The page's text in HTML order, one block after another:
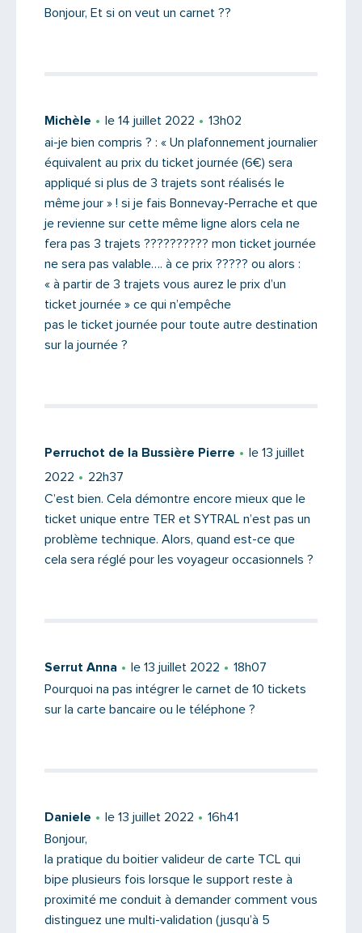
PARTAGER
Bonjour, Et si on veut un carnet ??
Michèle le 14 juillet 2022
13h02
ai-je bien compris ? : « Un plafonnement journalier
équivalent au prix du ticket journée (6€) sera
appliqué si plus de 3 trajets sont réalisés le
même jour » ! si je fais Bonnevay-Perrache et que
je revienne sur cette même ligne alors cela ne
fera pas 3 trajets ?????????? mon ticket journée
ne sera pas valable…. à ce prix ????? ou alors :
« à partir de 3 trajets vous aurez le prix d’un
ticket journée » ce qui n’empêche
pas le ticket journée pour toute autre destination
sur la journée ?
Perruchot de la Bussière Pierre
le 13 juillet
2022
22h37
C’est bien. Cela démontre encore mieux que le
ticket unique entre TER et SYTRAL n’est pas un
problème technique. Alors, quand est-ce que
cela sera réglé pour les voyageur occasionnels ?
Serrut Anna le 13 juillet 2022
18h07
Pourquoi na pas intégrer le carnet de 10 tickets
sur la carte bancaire ou le téléphone ?
Daniele le 13 juillet 2022
16h41
Bonjour,
la pratique du boitier valideur de carte TCL qui
bipe plusieurs fois lorsque le support reste à
proximité me conduit à demander comment vous
distinguez une multi-validation (jusqu’à 5